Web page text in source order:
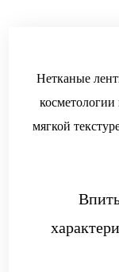
Нетканые
мягкой